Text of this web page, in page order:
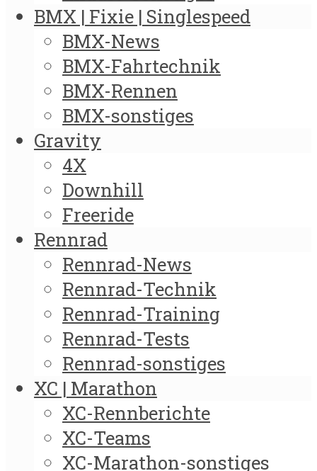
BMX | Fixie | Singlespeed
BMX-News
BMX-Fahrtechnik
BMX-Rennen
BMX-sonstiges
Gravity
4X
Downhill
Freeride
Rennrad
Rennrad-News
Rennrad-Technik
Rennrad-Training
Rennrad-Tests
Rennrad-sonstiges
XC | Marathon
XC-Rennberichte
XC-Teams
XC-Marathon-sonstiges